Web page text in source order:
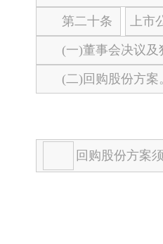
第二十条 上市
(一)董事会决议及
(二)回购股份方案
回购股份方案